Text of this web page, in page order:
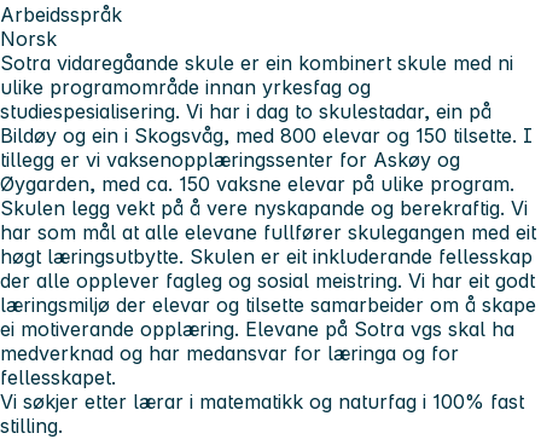
Arbeidsspråk
Norsk
Sotra vidaregåande skule er ein kombinert skule med ni
ulike programområde innan yrkesfag og
studiespesialisering. Vi har i dag to skulestadar, ein på
Bildøy og ein i Skogsvåg, med 800 elevar og 150 tilsette. I
tillegg er vi vaksenopplæringssenter for Askøy og
Øygarden, med ca. 150 vaksne elevar på ulike program.
Skulen legg vekt på å vere nyskapande og berekraftig. Vi
har som mål at alle elevane fullfører skulegangen med eit
høgt læringsutbytte. Skulen er eit inkluderande fellesskap
der alle opplever fagleg og sosial meistring. Vi har eit godt
læringsmiljø der elevar og tilsette samarbeider om å skape
ei motiverande opplæring. Elevane på Sotra vgs skal ha
medverknad og har medansvar for læringa og for
fellesskapet.
Vi søkjer etter lærar i matematikk og naturfag i 100% fast
stilling.